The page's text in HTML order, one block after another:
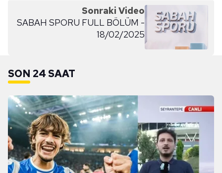
Sonraki Video
SABAH SPORU FULL BÖLÜM -
18/02/2025
SON 24 SAAT